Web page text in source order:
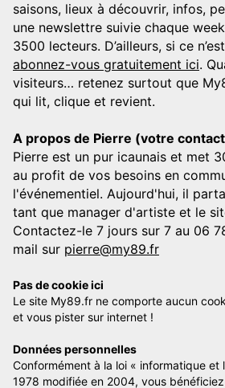
saisons, lieux à découvrir, infos,
une newslettre suivie chaque
3500 lecteurs. D’ailleurs, si ce
abonnez-vous gratuitement ici.
visiteurs… retenez surtout que
qui lit, clique et revient.
A propos de Pierre (votre
Pierre est un pur icaunais et met
au profit de vos besoins en
l'événementiel. Aujourd'hui, il
tant que manager d'artiste et le
Contactez-le 7 jours sur 7 au 06
mail sur pierre@my89.fr
Pas de cookie ici
Le site My89.fr ne comporte aucun
et vous pister sur internet !
Données personnelles
Conformément à la loi « informatique et
1978 modifiée en 2004, vous bénéficiez